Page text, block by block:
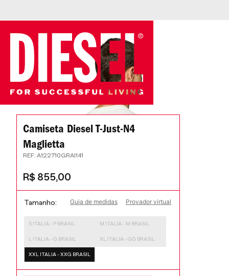
Camiseta Diesel T-Just-N4
Maglietta
: A122710GRAI141
R$ 855,00
Provador virtual
Guia de medidas
Tamanho
S ITALIA - P BRASIL M ITALIA - M BRASIL
L ITALIA - G BRASIL XL ITALIA - GG BRASIL
XXL ITALIA - XXG BRASIL